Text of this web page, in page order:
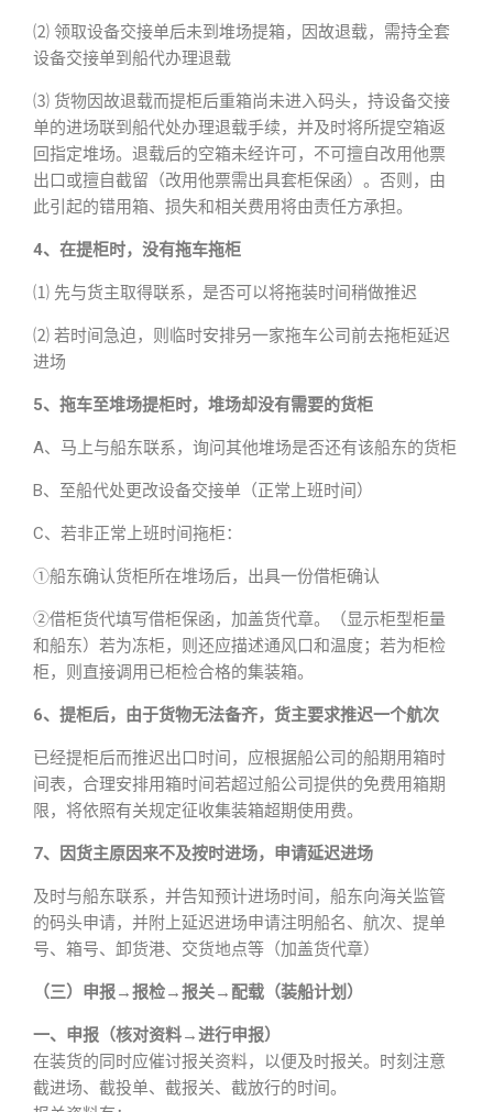
⑵ 领取设备交接单后未到堆场提箱，因故退载，需持全套
设备交接单到船代办理退载
⑶ 货物因故退载而提柜后重箱尚未进入码头，持设备交接
单的进场联到船代处办理退载手续，并及时将所提空箱返
回指定堆场。退载后的空箱未经许可，不可擅自改用他票
出口或擅自截留（改用他票需出具套柜保函）。否则，由
此引起的错用箱、损失和相关费用将由责任方承担。
4、在提柜时，没有拖车拖柜
⑴ 先与货主取得联系，是否可以将拖装时间稍做推迟
⑵ 若时间急迫，则临时安排另一家拖车公司前去拖柜延迟
进场
5、拖车至堆场提柜时，堆场却没有需要的货柜
A、马上与船东联系，询问其他堆场是否还有该船东的货柜
B、至船代处更改设备交接单（正常上班时间）
C、若非正常上班时间拖柜：
①船东确认货柜所在堆场后，出具一份借柜确认
②借柜货代填写借柜保函，加盖货代章。（显示柜型柜量
和船东）若为冻柜，则还应描述通风口和温度；若为柜检
柜，则直接调用已柜检合格的集装箱。
6、提柜后，由于货物无法备齐，货主要求推迟一个航次
已经提柜后而推迟出口时间，应根据船公司的船期用箱时
间表，合理安排用箱时间若超过船公司提供的免费用箱期
限，将依照有关规定征收集装箱超期使用费。
7、因货主原因来不及按时进场，申请延迟进场
及时与船东联系，并告知预计进场时间，船东向海关监管
的码头申请，并附上延迟进场申请注明船名、航次、提单
号、箱号、卸货港、交货地点等（加盖货代章）
（三）申报→报检→报关→配载（装船计划）
一、申报（核对资料→进行申报）
在装货的同时应催讨报关资料，以便及时报关。时刻注意
截进场、截投单、截报关、截放行的时间。